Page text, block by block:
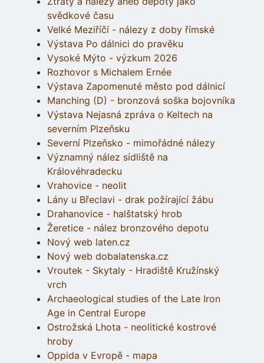
svědkové času
Velké Meziříčí - nálezy z doby římské
Výstava Po dálnici do pravěku
Vysoké Mýto - výzkum 2026
Rozhovor s Michalem Ernée
Výstava Zapomenuté město pod dálnicí
Manching (D) - bronzová soška bojovníka
Výstava Nejasná zpráva o Keltech na
severním Plzeňsku
Severní Plzeňsko - mimořádné nálezy
Významný nález sídliště na
Královéhradecku
Vrahovice - neolit
Lány u Břeclavi - drak požírající žábu
Drahanovice - halštatský hrob
Žeretice - nález bronzového depotu
Nový web laten.cz
Nový web dobalatenska.cz
Vroutek - Skytaly - Hradiště Kružínský
vrch
Archaeological studies of the Late Iron
Age in Central Europe
Ostrožská Lhota - neolitické kostrové
hroby
Oppida v Evropě - mapa